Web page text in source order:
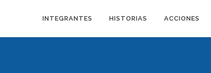
INTEGRANTES HISTORIAS ACCIONES